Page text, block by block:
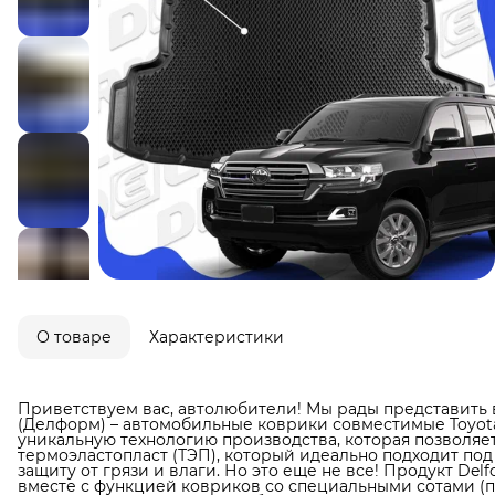
О товаре Характеристики
Приветствуем вас, автолюбители! Мы рады
(Делформ) – автомобильные коврики совместимые
уникальную технологию производства, которая
термоэластопласт (ТЭП), который идеально подходит
защиту от грязи и влаги. Но это еще не все! Продукт
вместе с функцией ковриков со специальными сотами